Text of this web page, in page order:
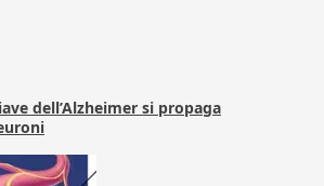
dell’Alzheimer si propaga